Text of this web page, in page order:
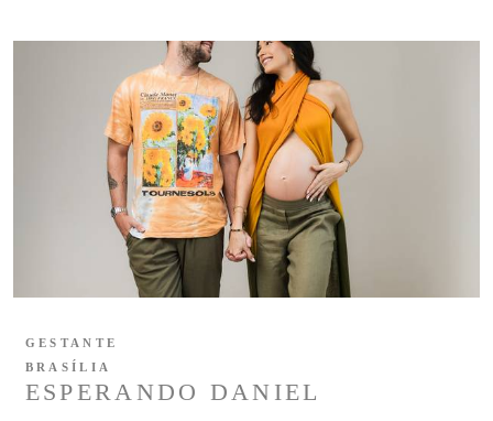
ESPERANDO DANIEL
GESTANTE
BRASÍLIA